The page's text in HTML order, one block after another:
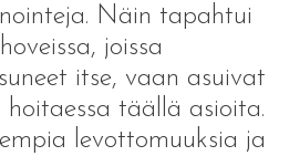
Näin tapahtui
joissa
itse, vaan asuivat
täällä asioita.
levottomuuksia ja